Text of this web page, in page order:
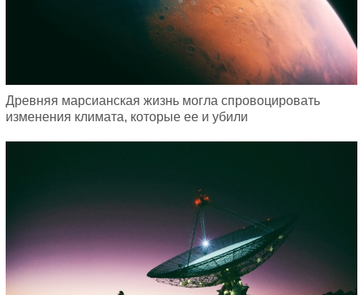
Древняя марсианская жизнь могла спровоцировать
изменения климата, которые ее и убили